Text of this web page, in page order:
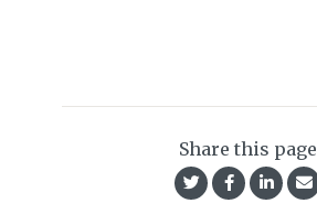
Share this page